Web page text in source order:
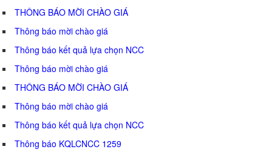
THÔNG BÁO MỜI CHÀO GIÁ
Thông báo mời chào giá
Thông báo kết quả lựa chọn NCC
Thông báo mời chào giá
THÔNG BÁO MỜI CHÀO GIÁ
Thông báo mời chào giá
Thông báo kết quả lựa chọn NCC
Thông báo KQLCNCC 1259